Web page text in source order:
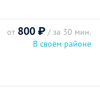
от 800 ₽ / за 30 мин.
В своём районе